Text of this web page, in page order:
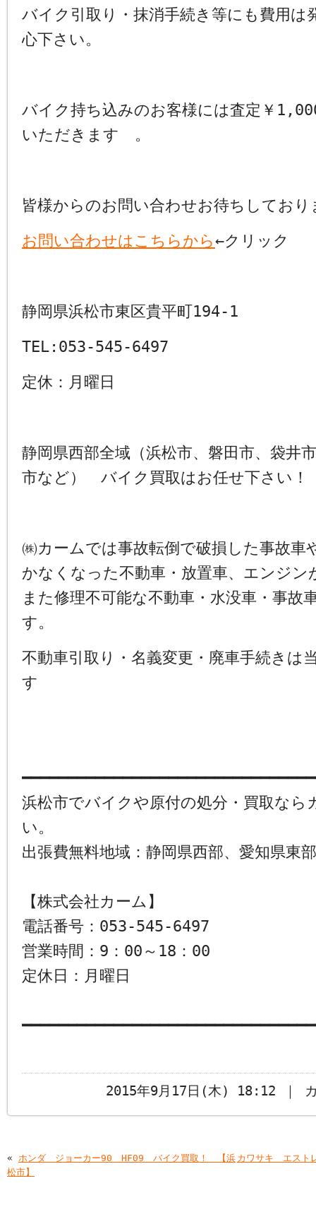
バイク引取り・抹消手続き等にも費用は
心下さい。
バイク持ち込みのお客様には査定￥
いただきます 。
皆様からのお問い合わせお待ちしており
お問い合わせはこちらから←クリック
静岡県浜松市東区貴平町194-1
TEL:053-545-6497
定休：月曜日
静岡県西部全域（浜松市、磐田市、袋井
市など） バイク買取はお任せ下さい！
㈱カームでは事故転倒で破損した事故車
かなくなった不動車・放置車、エンジン
また修理不可能な不動車・水没車・事故
す。
不動車引取り・名義変更・廃車手続きは
す
浜松市でバイクや原付の処分・買取なら
い。
出張費無料地域：静岡県西部、愛知県東部
【株式会社カーム】
電話番号：053-545-6497
営業時間：9：00～18：00
定休日：月曜日
2015年9月17日(木) 18:12 ｜ カ
« ホンダ ジョーカー90 HF09 バイク買取！ 【浜
松市】
カワサキ エスト